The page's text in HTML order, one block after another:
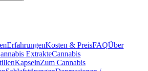
ErfahrungenKosten & PreisFAQÜber
ExtrakteCannabis
KapselnZum Cannabis